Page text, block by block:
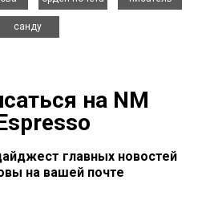
санду
на NM
главных новостей
на вашей почте